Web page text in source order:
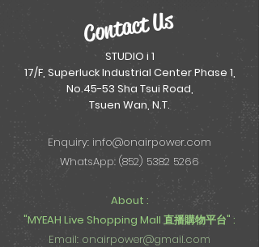
Contact Us
STUDIO i 1
17/F, Superluck Industrial Center Phase 1,
No.45-53 Sha Tsui Road,
Tsuen Wan, N.T.
Enquiry: info@onairpower.com
WhatsApp: (852) 5382 5266
About :
"MYEAH Live Shopping Mall 直播購物平台" :
Email: onairpower@gmail.com